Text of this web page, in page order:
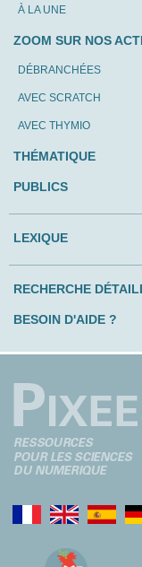
À LA UNE
ZOOM SUR NOS
DÉBRANCHÉES
AVEC SCRATCH
AVEC THYMIO
THÉMATIQUE
PUBLICS
LEXIQUE
RECHERCHE
BESOIN D'AIDE ?